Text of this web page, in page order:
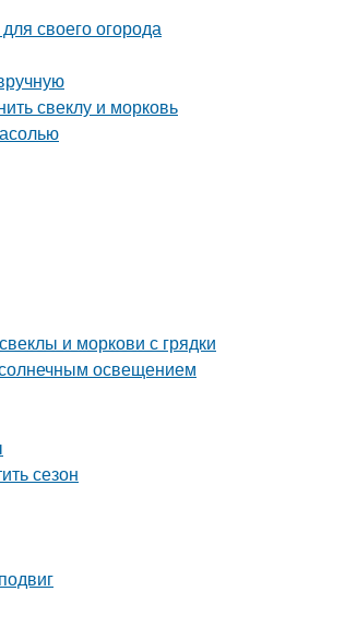
своего огорода
свеклу и морковь
и моркови с грядки
освещением
сезон